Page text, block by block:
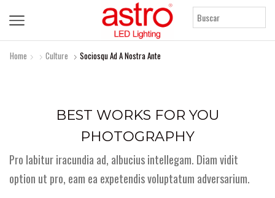
Home Culture Sociosqu Ad A Nostra Ante
BEST WORKS FOR YOU
PHOTOGRAPHY
Pro labitur iracundia ad, albucius intellegam. Diam vidit
option ut pro, eam ea expetendis voluptatum adversarium.